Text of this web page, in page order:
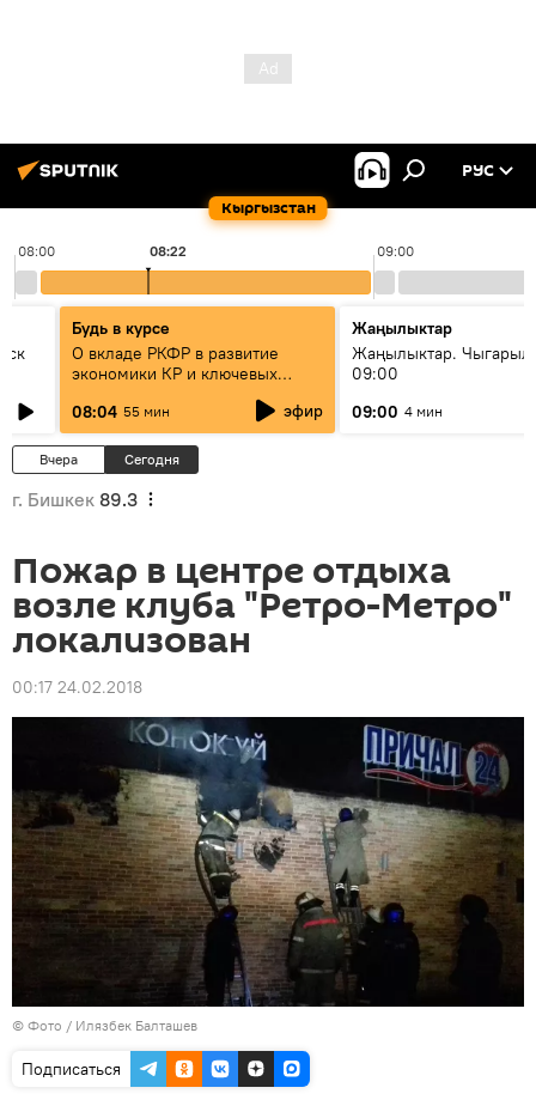
Кыргызстан
РУС
08:00 09:00
08:22
Будь в курсе
О вкладе РКФР в развитие
экономики КР и ключевых
08:04 55 мин эфир
Жаңылыктар
Жаңылыктар.
09:00
09:00 4 мин
Вчера Сегодня
г. Бишкек 89.3
Пожар в центре отдыха
возле клуба "Ретро-Метро"
локализован
00:17 24.02.2018
© Фото / Илязбек Балташев
Подписаться